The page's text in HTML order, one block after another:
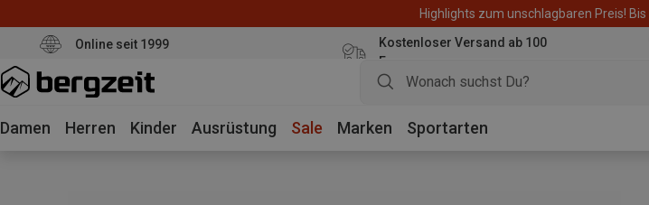
Highlights zum unschlagbaren Preis!
Online seit 1999
Kostenloser Versand ab 100
Euro
Damen Herren Kinder Ausrüstung Sale Marken Sportarten